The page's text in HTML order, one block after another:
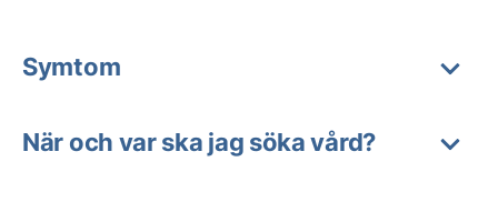
Symtom
När och var ska jag söka vård?